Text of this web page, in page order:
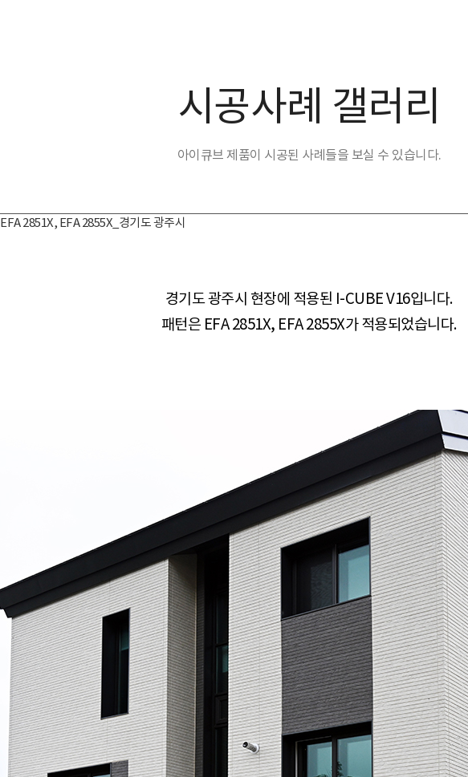
시공사례 갤러리
아이큐브 제품이 시공된 사례들을 보실 수 있습니다.
EFA 2851X, EFA 2855X_경기도 광주시
경기도 광주시 현장​​에 적용된 I-CUBE V16입니다.
패턴은 EFA 2851X, EFA 2855X가 적용되었습니다.